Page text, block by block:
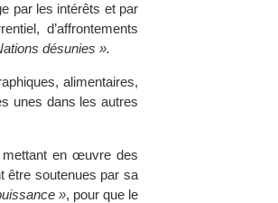
par les intérêts et par
d’affrontements
désunies ».
alimentaires,
unes dans les autres
mettant en œuvre des
être soutenues par sa
», pour que le